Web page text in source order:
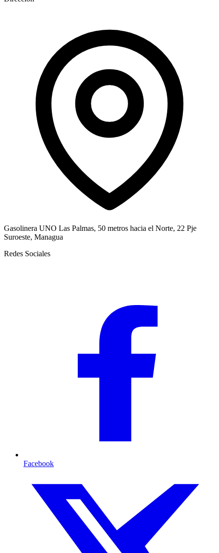
Gasolinera UNO Las Palmas, 50 metros hacia el Norte, 22 Pje
Suroeste, Managua
Redes Sociales
Facebook